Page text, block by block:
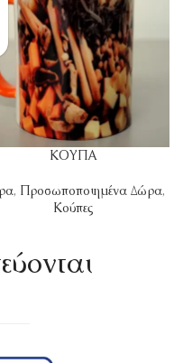
ΚΟΥΠΑ
, Προσωποποιημένα Δώρα,
Κούπες